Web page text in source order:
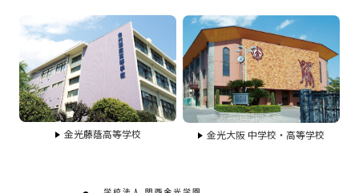
金光藤蔭高等学校 金光大阪 中学校・高等学校